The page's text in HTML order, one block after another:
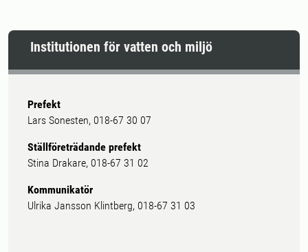
Institutionen för vatten och miljö
Prefekt
Lars Sonesten, 018-67 30 07
Ställföreträdande prefekt
Stina Drakare, 018-67 31 02
Kommunikatör
Ulrika Jansson Klintberg, 018-67 31 03